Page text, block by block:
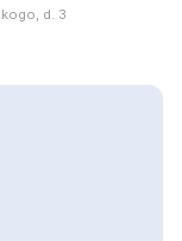
d. 3